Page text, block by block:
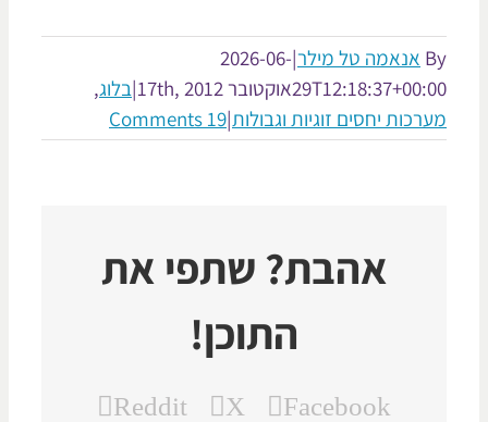
אנאמה טל מילר|
2026-06-
אוקטובר 17th, 2012 |בלוג,
יחסים זוגיות וגבולות |
19 Comments
אהבת? שתפי את
התוכן!
Facebook
X
Reddit